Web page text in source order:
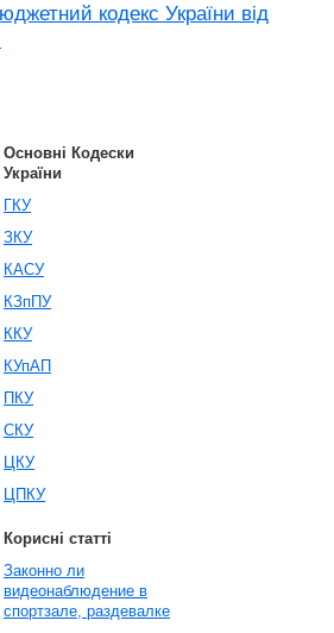
кодекс України від
Основні Кодески
України
ГКУ
ЗКУ
КАСУ
КЗпПУ
ККУ
КУпАП
ПКУ
СКУ
ЦКУ
ЦПКУ
Корисні статті
Законно ли
видеонаблюдение в
спортзале, раздевалке